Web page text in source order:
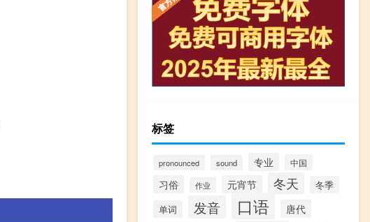
标签
pronounced sound 专业 中国
习俗 作业 元宵节 冬天
冬季
单词
发音 口语 唐代